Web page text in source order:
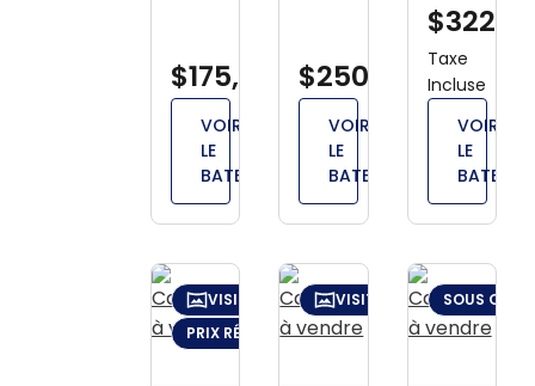
$175,000
VOIR
LE
BATEAU
$250,000
VOIR
LE
BATEAU
Taxe
Incluse
VOIR
LE
BATEAU
VISITE VIRTUELLE
PRIX RÉDUIT : $14,700 (JUIN 9)
VISITE VIRTUELLESOUS OFFRE